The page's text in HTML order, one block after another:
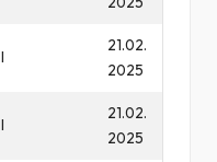
I
21.02.
2025
I
21.02.
2025